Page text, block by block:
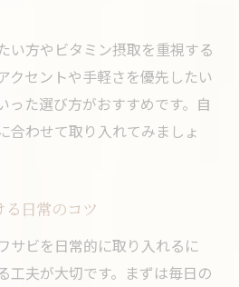
い方やビタミン摂取を重視する
クセントや手軽さを優先したい
った選び方がおすすめです。自
合わせて取り入れてみましょ
日常のコツ
サビを日常的に取り入れるに
工夫が大切です。まずは毎日の